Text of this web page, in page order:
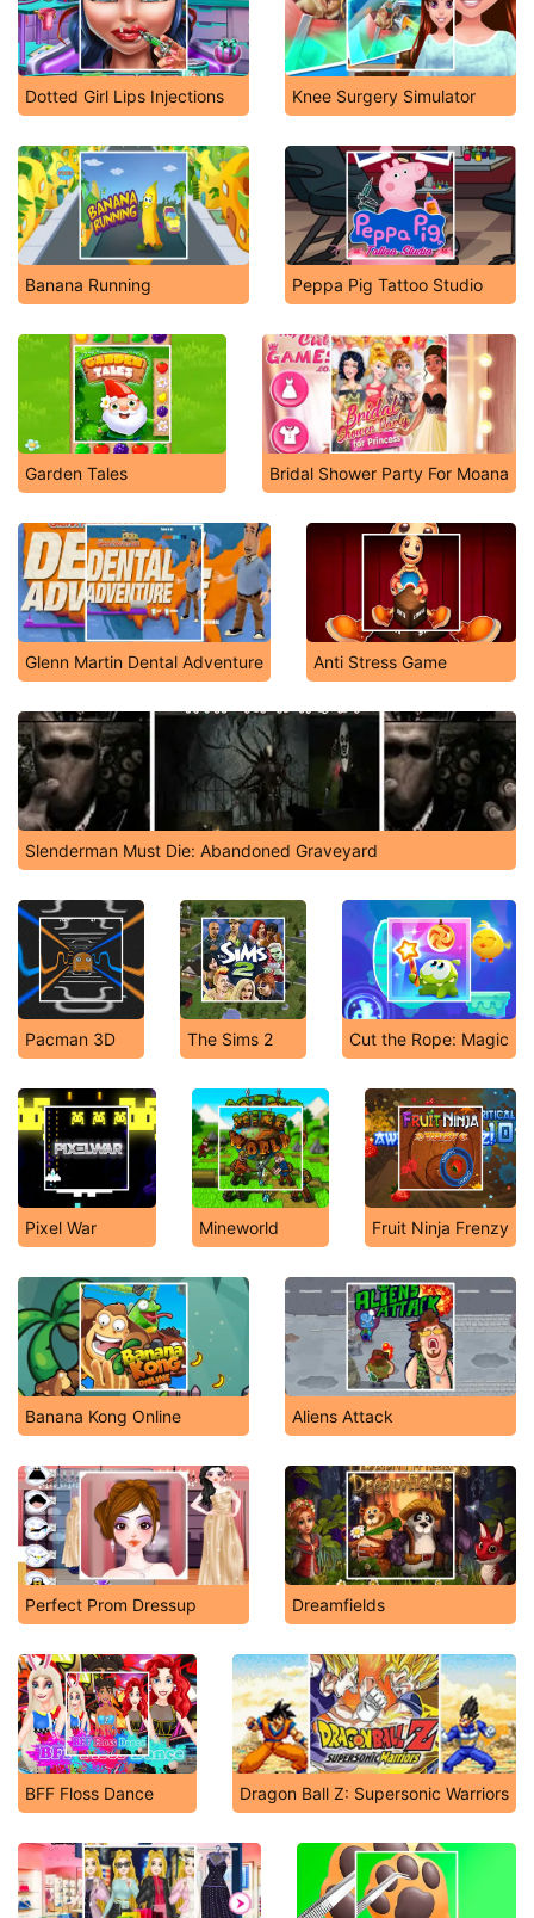
Dotted Girl Lips Injections Knee Surgery Simulator
Banana Running Peppa Pig Tattoo Studio
Garden Tales Bridal Shower Party For Moana
Glenn Martin Dental Adventure Anti Stress Game
Slenderman Must Die: Abandoned Graveyard
Pacman 3D The Sims 2 Cut the Rope: Magic
Pixel War Mineworld Fruit Ninja Frenzy
Banana Kong Online Aliens Attack
Perfect Prom Dressup Dreamfields
BFF Floss Dance Dragon Ball Z: Supersonic Warriors